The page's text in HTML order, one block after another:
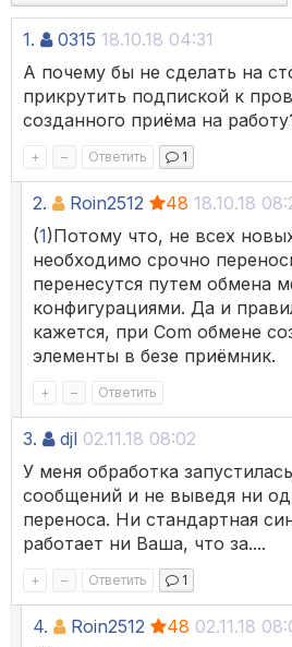
1. 0315 18.10.18 04:31
А почему бы не сделать на
прикрутить подпиской к
созданного приёма на
+ – Ответить 1
2. Roin2512 48 18.10.18
(1)Потому что, не всех
необходимо срочно
перенесутся путем обмена
конфигурациями. Да и
кажется, при Com обмене
элементы в безе приёмник.
+ – Ответить
3. djl 02.11.18 08:02
У меня обработка
сообщений и не выведя ни
переноса. Ни стандартная
работает ни Ваша, что за....
+ – Ответить 1
4. Roin2512 48 02.11.18